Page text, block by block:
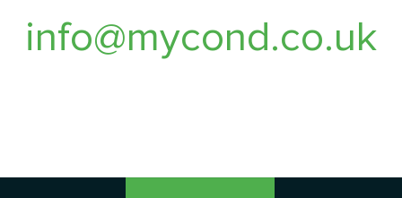
info@mycond.co.uk